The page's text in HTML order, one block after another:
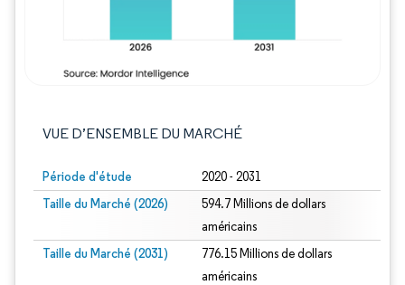
VUE D’ENSEMBLE DU MARCHÉ
Période d'étude 2020 - 2031
Taille du Marché (2026)
594.7 Millions de dollars
américains
Taille du Marché (2031)
776.15 Millions de dollars
américains